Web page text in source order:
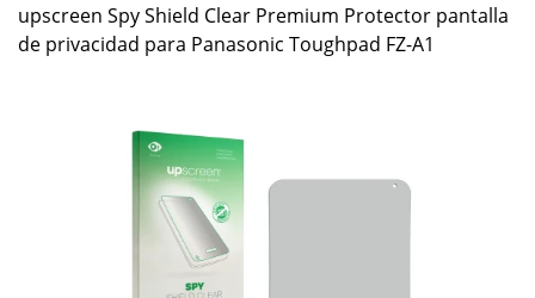
upscreen Spy Shield Clear Premium Protector pantalla
de privacidad para Panasonic Toughpad FZ-A1